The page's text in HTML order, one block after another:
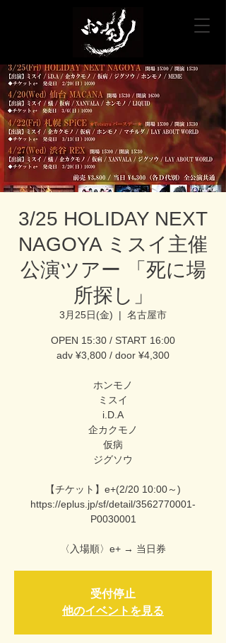
3/25 HOLIDAY NEXT
NAGOYA ミスイ主催
公演ツアー 「死に場
所探し」
3月25日(金)
  |
名古屋市
OPEN 15:30 / START 16:00
adv ¥3,800 / door ¥4,300
ホンモノ
ミスイ
i.D.A
企カクモノ
仮病
ジグソウ
【チケット】e+(2/20 10:00～)
https://eplus.jp/sf/detail/3562770001-
P0030001
〈入場順〉e+ → 当日券
受付停止
他のイベントを見る